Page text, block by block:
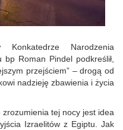
Narodzenia
Roman Pindel podkreślił,
przejściem” – drogą od
nadzieję zbawienia i życia
zrozumienia tej nocy jest idea
Izraelitów z Egiptu. Jak